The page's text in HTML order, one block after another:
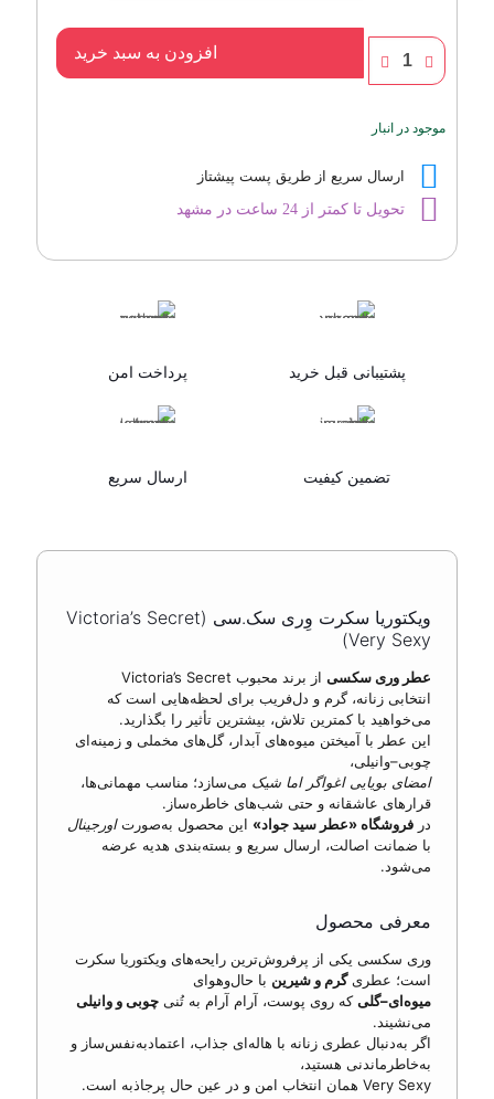
ویکتوریا
سکرت
وری
عدد
افزودن به سبد خرید
موجود در انبار
ارسال سریع از طریق پست پیشتاز
تحویل تا کمتر از 24 ساعت در مشهد
پشتیبانی قبل خرید پرداخت امن
تضمین کیفیت ارسال سریع
ویکتوریا سکرت وِری سک.سی (Victoria’s Secret
Very Sexy)
عطر وری سکسی از برند محبوب Victoria’s Secret
انتخابی زنانه، گرم و دل‌فریب برای لحظه‌هایی است که
می‌خواهید با کمترین تلاش، بیشترین تأثیر را بگذارید.
این عطر با آمیختن میوه‌های آبدار، گل‌های مخملی و زمینه‌ای
چوبی–وانیلی،
امضای بویایی اغواگر اما شیک می‌سازد؛ مناسب مهمانی‌ها،
قرارهای عاشقانه و حتی شب‌های خاطره‌ساز.
درفروشگاه «عطر سید جواد» این محصول به‌صورتاورجینال
با ضمانت اصالت، ارسال سریع و بسته‌بندی هدیه عرضه
می‌شود.
معرفی محصول
وری سکسی یکی از پرفروش‌ترین رایحه‌های ویکتوریا سکرت
است؛ عطریگرم و شیرین با حال‌وهوای
میوه‌ای–گلیکه روی پوست، آرام آرام به تُنیچوبی و وانیلی
می‌نشیند.
اگر به‌دنبال عطری زنانه با هاله‌ای جذاب، اعتمادبه‌نفس‌ساز و
به‌خاطرماندنی هستید،
Very Sexy همان انتخاب امن و در عین حال پرجاذبه است.